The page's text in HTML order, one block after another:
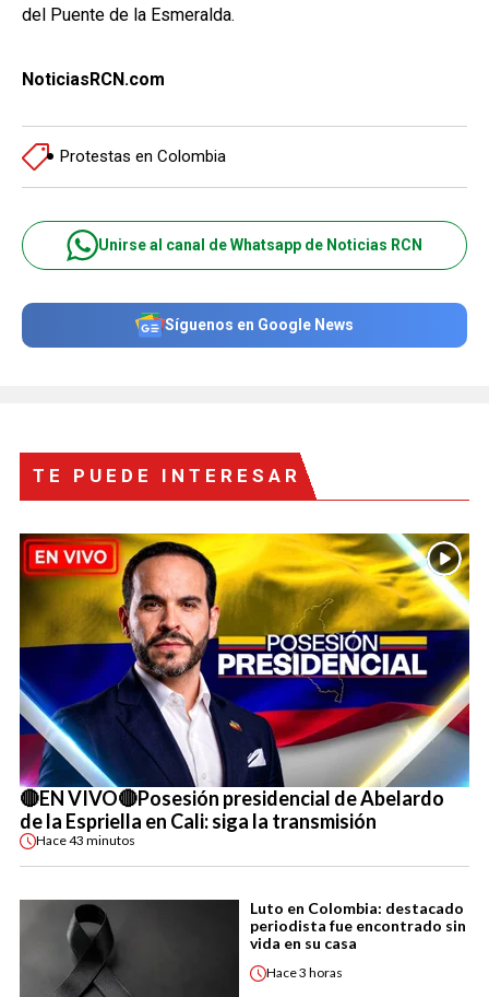
del Puente de la Esmeralda.
NoticiasRCN.com
Protestas en Colombia
Unirse al canal de Whatsapp de Noticias RCN
Síguenos en Google News
TE PUEDE INTERESAR
🔴EN VIVO🔴Posesión presidencial de Abelardo
de la Espriella en Cali: siga la transmisión
Hace43 minutos
Luto en Colombia: destacado
periodista fue encontrado sin
vida en su casa
Hace3 horas